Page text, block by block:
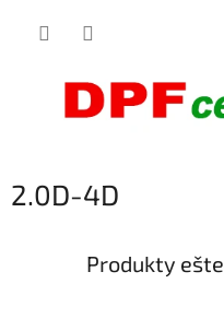
2.0D-4D
Produkty